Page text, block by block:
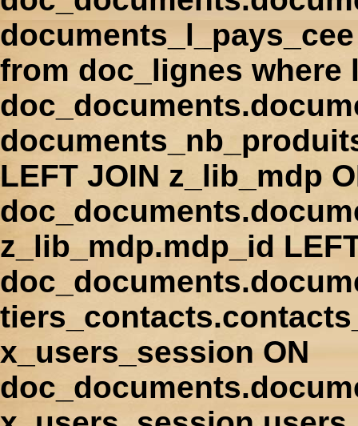
from doc_lignes where
LEFT JOIN z_lib_mdp
z_lib_mdp.mdp_id
x_users_session ON